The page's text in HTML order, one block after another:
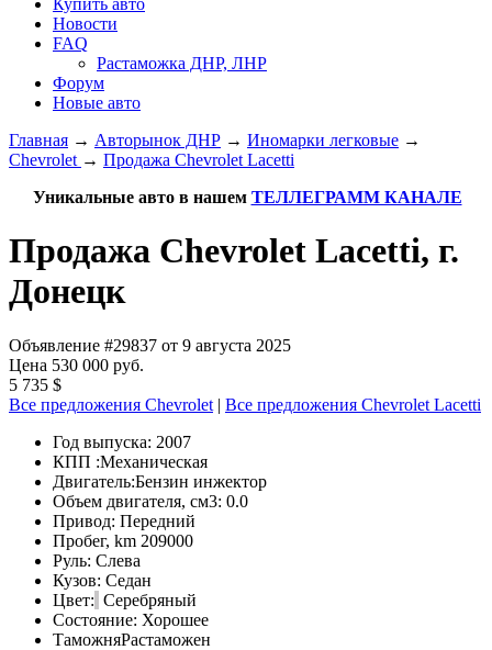
Купить авто
Новости
FAQ
Растаможка ДНР, ЛНР
Форум
Новые авто
Главная → Авторынок ДНР → Иномарки легковые →
Chevrolet → Продажа Chevrolet Lacetti
Уникальные авто в нашем ТЕЛЛЕГРАММ КАНАЛЕ
Продажа Chevrolet Lacetti, г.
Донецк
Объявление #29837 от 9 августа 2025
Цена 530 000 руб.
5 735 $
Все предложения Chevrolet | Все предложения Chevrolet Lacetti
Год выпуска: 2007
КПП :Механическая
Двигатель:Бензин инжектор
Объем двигателя, см3: 0.0
Привод: Передний
Пробег, km 209000
Руль: Слева
Кузов: Седан
Цвет: Серебряный
Состояние: Хорошее
ТаможняРастаможен